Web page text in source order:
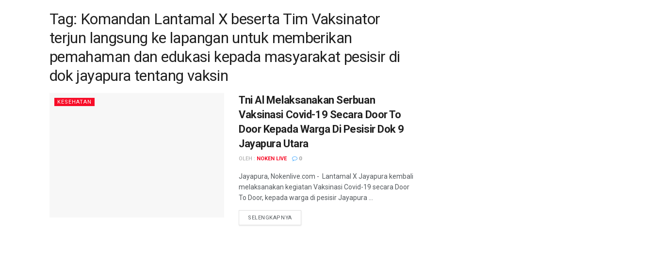
Tag: Komandan Lantamal X beserta Tim Vaksinator
terjun langsung ke lapangan untuk memberikan
pemahaman dan edukasi kepada masyarakat pesisir di
dok jayapura tentang vaksin
KESEHATAN
Tni Al Melaksanakan Serbuan
Vaksinasi Covid-19 Secara Door To
Door Kepada Warga Di Pesisir Dok 9
Jayapura Utara
OLEH : NOKEN LIVE 0
Jayapura, Nokenlive.com - Lantamal X Jayapura kembali
melaksanakan kegiatan Vaksinasi Covid-19 secara Door
To Door, kepada warga di pesisir Jayapura ...
SELENGKAPNYADETAILS